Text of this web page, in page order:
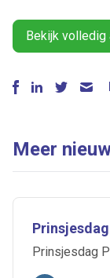
Bekijk volledig
Meer
Prinsjesdag